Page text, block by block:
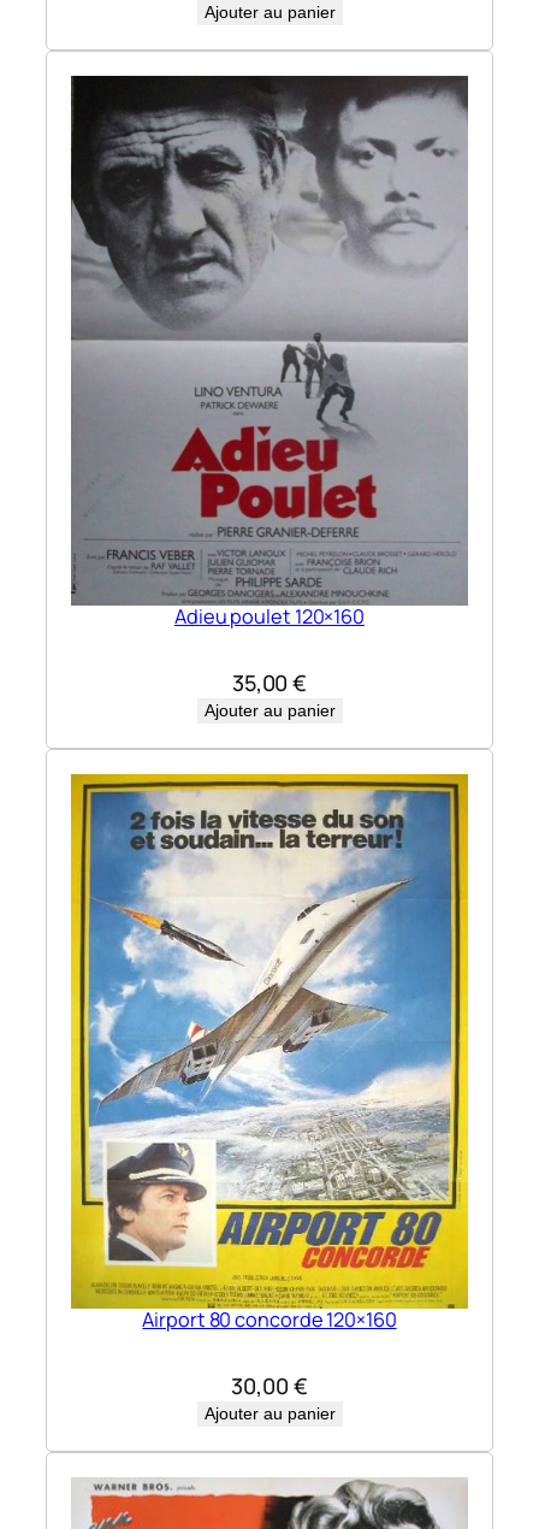
Ajouter au panier
Adieu poulet 120×160
35,00€
Ajouter au panier
Airport 80 concorde 120×160
30,00 €
Ajouter au panier